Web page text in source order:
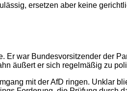
ersetzen aber keine
war Bundesvorsitzender der
äußert er sich regelmäßig zu
mit der AfD ringen. Unklar